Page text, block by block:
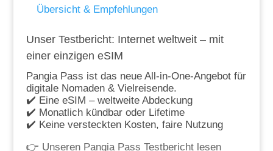
Übersicht & Empfehlungen
Unser Testbericht: Internet weltweit – mit
einer einzigen eSIM
Pangia Pass ist das neue All-in-One-Angebot für
digitale Nomaden & Vielreisende.
✔️ Eine eSIM – weltweite Abdeckung
✔️ Monatlich kündbar oder Lifetime
✔️ Keine versteckten Kosten, faire Nutzung
👉 Unseren Pangia Pass Testbericht lesen